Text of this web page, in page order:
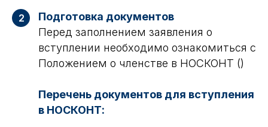
2
Подготовка документов
Перед заполнением заявления о
вступлении необходимо ознакомиться с
Положением о членстве в НОСКОНТ ()
Перечень документов для вступления
в НОСКОНТ: